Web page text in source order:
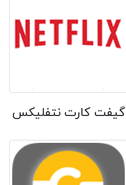
گیفت کارت نتفلیکس